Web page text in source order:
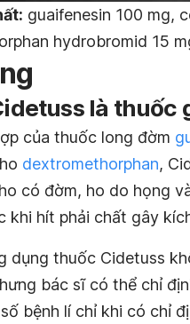
guaifenesin 100 mg,
hydrobromid 15
là thuốc
của thuốc long đờm
dextromethorphan,
có đờm, ho do họng
khi hít phải chất gây
dụng thuốc Cidetuss
bác sĩ có thể chỉ
bệnh lí chỉ khi có chỉ